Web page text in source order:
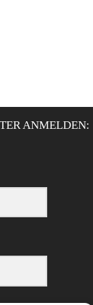
ANMELDEN: